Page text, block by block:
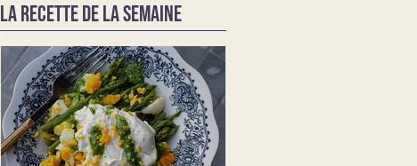
LA RECETTE DE LA SEMAINE